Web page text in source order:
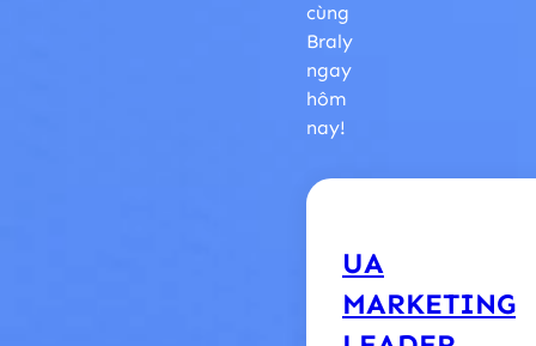
cùng
Braly
ngay
hôm
nay!
UA
MARKETING